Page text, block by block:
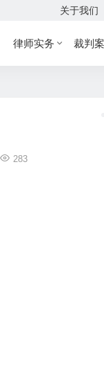
关于我们
律师实务 裁判
283